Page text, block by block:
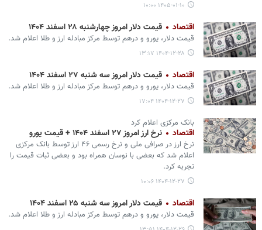
۱۴۰۵-۰۱-۱۰ ۱۰:۰۰
اقتصاد قیمت دلار امروز چهارشنبه ۲۸ اسفند ۱۴۰۴
قیمت دلار، یورو و درهم توسط مرکز مبادله ارز و طلا اعلام شد.
۱۴۰۴-۱۲-۲۸ ۱۳:۱۷
اقتصاد قیمت دلار امروز سه شنبه ۲۷ اسفند ۱۴۰۴
قیمت دلار، یورو و درهم توسط مرکز مبادله ارز و طلا اعلام شد.
۱۴۰۴-۱۲-۲۷ ۱۷:۰۴
بانک مرکزی اعلام کرد
اقتصاد نرخ ارز امروز ۲۷ اسفند ۱۴۰۴ + قیمت یورو
نرخ ارز در صرافی ملی و نرخ رسمی ۴۶ ارز توسط بانک مرکزی
اعلام شد که بعضی با نوسان همراه بود و بعضی ثبات قیمت را
تجربه کرد.
۱۴۰۴-۱۲-۲۷ ۱۰:۰۶
اقتصاد قیمت دلار امروز سه شنبه ۲۵ اسفند ۱۴۰۴
قیمت دلار، یورو و درهم توسط مرکز مبادله ارز و طلا اعلام شد.